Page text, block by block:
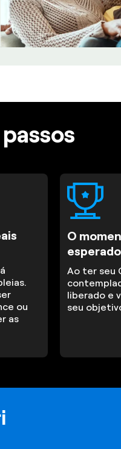
ou
as
O
Ao ter seu
liberado e
seu